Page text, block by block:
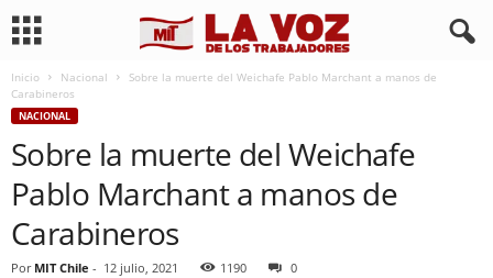
Inicio Nacional
Sobre la muerte del Weichafe Pablo Marchant a manos de
Carabineros
NACIONAL
Sobre la muerte del Weichafe
Pablo Marchant a manos de
Carabineros
Por MIT Chile - 12 julio, 2021 1190 0